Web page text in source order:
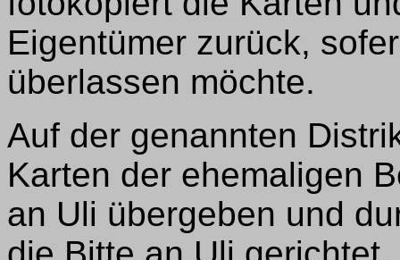
Eigentümer zurück,
überlassen möchte.
Auf der genannten
Karten der ehemaligen
an Uli übergeben und